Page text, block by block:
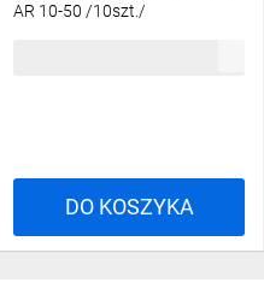
AR 10-50 /10szt./
DO KOSZYKA